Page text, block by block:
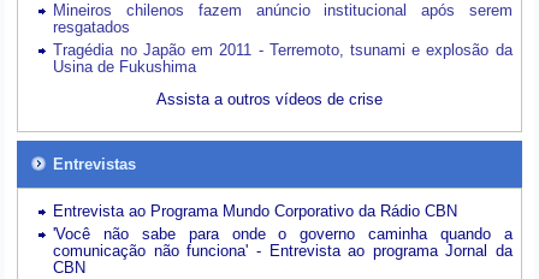
Mineiros chilenos fazem anúncio institucional após serem
resgatados
Tragédia no Japão em 2011 - Terremoto, tsunami e explosão da
Usina de Fukushima
Assista a outros vídeos de crise
Entrevistas
Entrevista ao Programa Mundo Corporativo da Rádio CBN
'Você não sabe para onde o governo caminha quando a
comunicação não funciona' - Entrevista ao programa Jornal da
CBN